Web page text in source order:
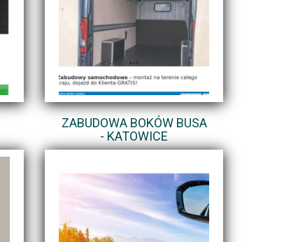
ZABUDOWA BOKÓW BUSA
- KATOWICE